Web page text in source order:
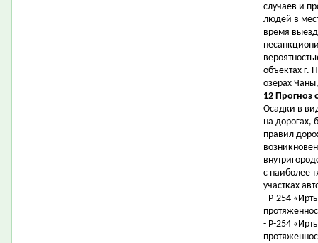
случаев и
людей в
время
объектах г.
озерах
12 Прогноз
Осадки в
на дорогах,
правил
с наиболее
участках
- Р-254
- Р-254